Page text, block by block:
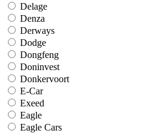
Delage
Denza
Derways
Dodge
Dongfeng
Doninvest
Donkervoort
E-Car
Exeed
Eagle
Eagle Cars